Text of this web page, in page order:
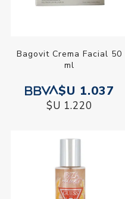
Bagovit Crema Facial 50
ml
$U 1.037
$U 1.220